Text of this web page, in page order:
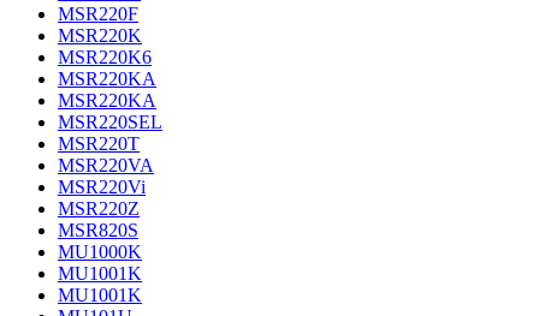
MSR220F
MSR220K
MSR220K6
MSR220KA
MSR220KA
MSR220SEL
MSR220T
MSR220VA
MSR220Vi
MSR220Z
MSR820S
MU1000K
MU1001K
MU1001K